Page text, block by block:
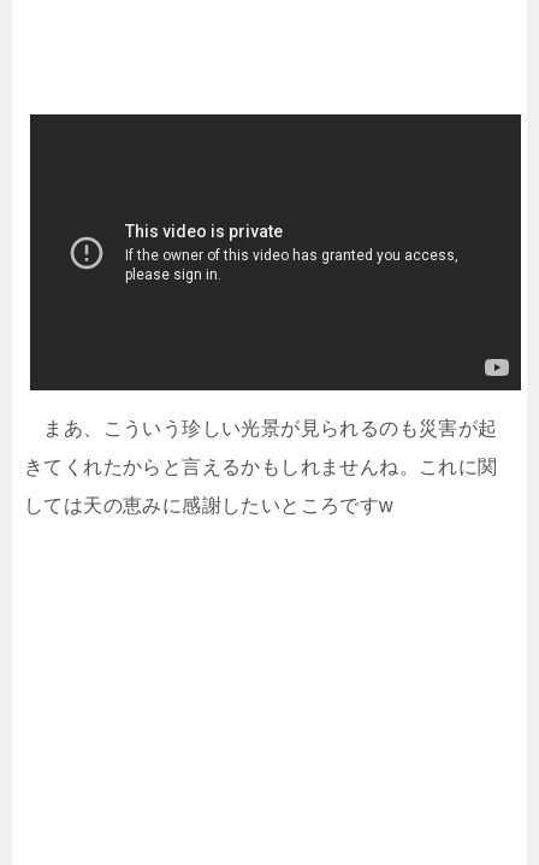
まあ、こういう珍しい光景が見られるのも災害が起
きてくれたからと言えるかもしれませんね。これに関
しては天の恵みに感謝したいところですw